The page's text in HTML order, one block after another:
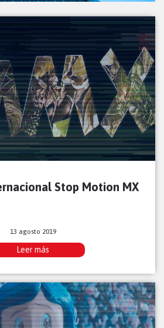
Stop Motion MX
13 agosto 2019
Leer más